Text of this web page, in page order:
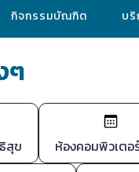
กิจกรรมบัณฑิต บ
ๆ
สุข ห้องคอมพิวเตอ